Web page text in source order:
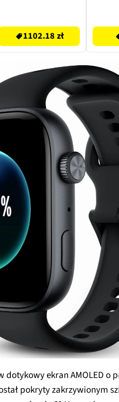
1102.18 zł
dotykowy ekran AMOLED o
pokryty zakrzywionym